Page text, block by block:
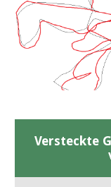
Versteckte